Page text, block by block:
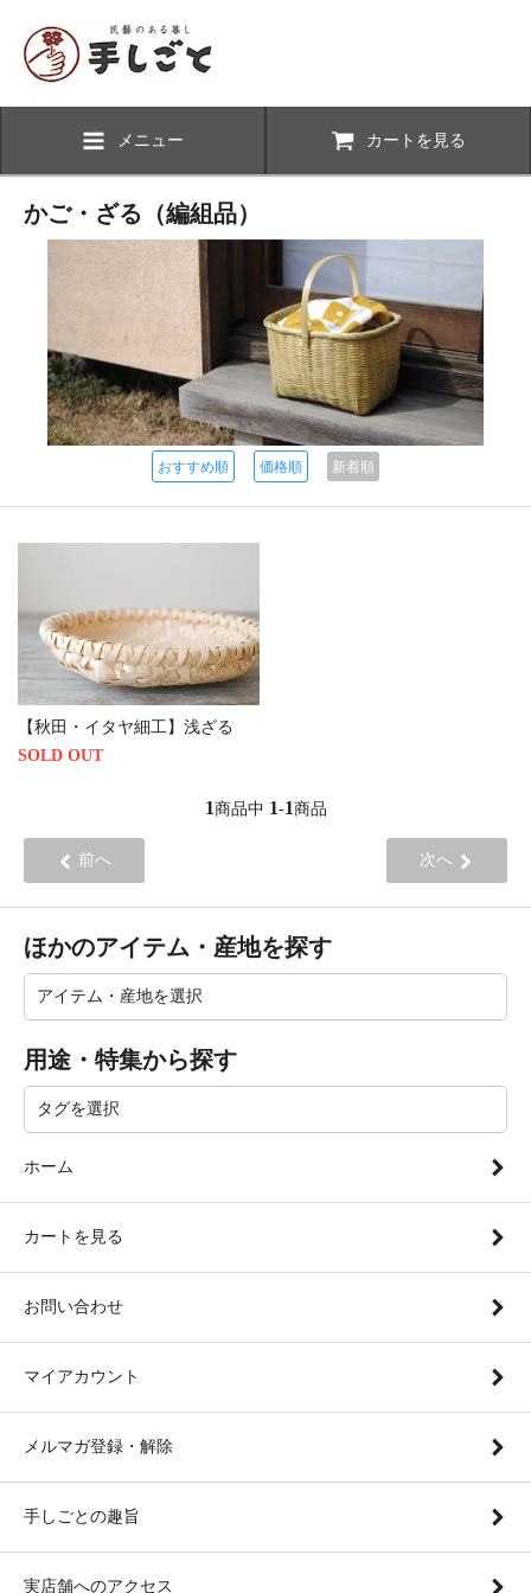
メニュー カートを見る
かご・ざる（編組品）
おすすめ順 価格順 新着順
【秋田・イタヤ細工】浅ざる
SOLD OUT
1商品中 1-1商品
前へ 次へ
ほかのアイテム・産地を探す
用途・特集から探す
ホーム
カートを見る
お問い合わせ
マイアカウント
メルマガ登録・解除
手しごとの趣旨
実店舗へのアクセス